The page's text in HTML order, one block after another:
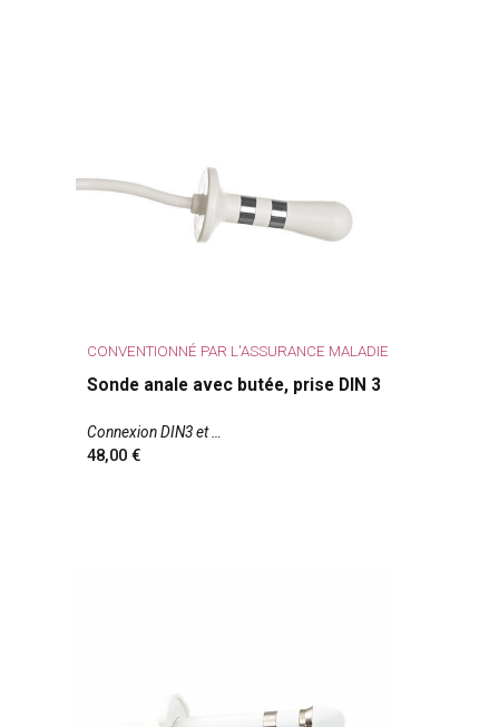
CONVENTIONNÉ PAR L'ASSURANCE MALADIE
Sonde anale avec butée, prise DIN 3
Connexion DIN3 et
48,00